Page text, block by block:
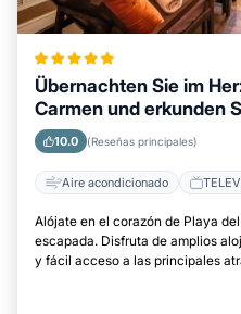
Übernachten Sie im
Carmen und erkunden
10.0 (Reseñas principales)
Aire acondicionado
Alójate en el corazón de Playa
escapada. Disfruta de amplios
y fácil acceso a las principales